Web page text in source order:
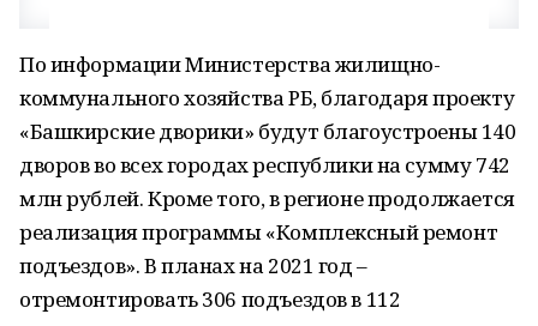
По информации Министерства жилищно-
коммунального хозяйства РБ, благодаря проекту
«Башкирские дворики» будут благоустроены 140
дворов во всех городах республики на сумму 742
млн рублей. Кроме того, в регионе продолжается
реализация программы «Комплексный ремонт
подъездов». В планах на 2021 год –
отремонтировать 306 подъездов в 112